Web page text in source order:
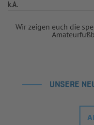
k.A.
Wir zeigen euch die
UNSERE